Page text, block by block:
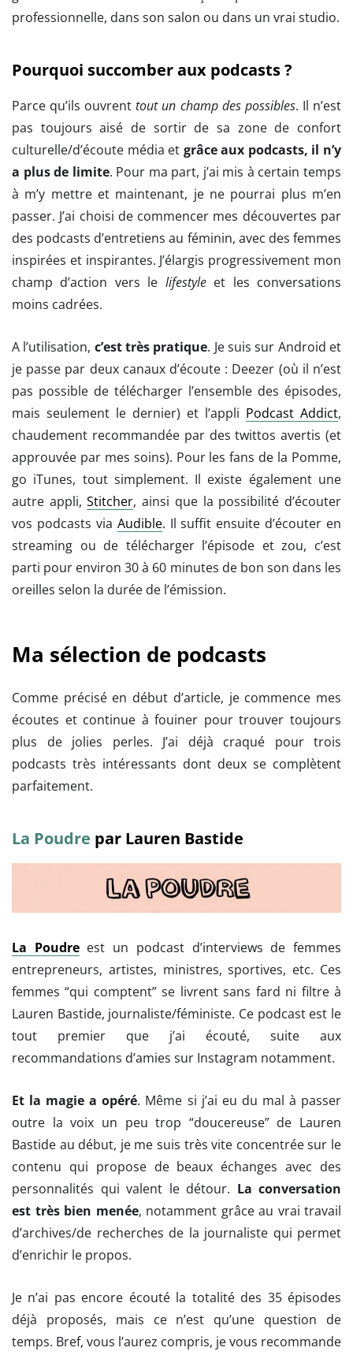
professionnelle, dans son salon ou dans un vrai studio.
Pourquoi succomber aux podcasts ?
Parce qu’ils ouvrenttout un champ des possibles. Il n’est
pas toujours aisé de sortir de sa zone de confort
culturelle/d’écoute média et grâce aux podcasts, il n’y
a plus de limite. Pour ma part, j’ai mis à certain temps
à m’y mettre et maintenant, je ne pourrai plus m’en
passer. J’ai choisi de commencer mes découvertes par
des podcasts d’entretiens au féminin, avec des femmes
inspirées et inspirantes. J’élargis progressivement mon
champ d’action vers le lifestyleet les conversations
moins cadrées.
A l’utilisation, c’est très pratique. Je suis sur Android et
je passe par deux canaux d’écoute : Deezer (où il n’est
pas possible de télécharger l’ensemble des épisodes,
mais seulement le dernier) et l’appli Podcast Addict,
chaudement recommandée par des twittos avertis (et
approuvée par mes soins). Pour les fans de la Pomme,
go iTunes, tout simplement. Il existe également une
autre appli,Stitcher, ainsi que la possibilité d’écouter
vos podcasts via Audible. Il suffit ensuite d’écouter en
streaming ou de télécharger l’épisode et zou, c’est
parti pour environ 30 à 60 minutes de bon son dans les
oreilles selon la durée de l’émission.
Ma sélection de podcasts
Comme précisé en début d’article, je commence mes
écoutes et continue à fouiner pour trouver toujours
plus de jolies perles. J’ai déjà craqué pour trois
podcasts très intéressants dont deux se complètent
parfaitement.
La Poudre par Lauren Bastide
La Poudreest un podcast d’interviews de femmes
entrepreneurs, artistes, ministres, sportives, etc. Ces
femmes “qui comptent” se livrent sans fard ni filtre à
Lauren Bastide, journaliste/féministe. Ce podcast est le
tout premier que j’ai écouté, suite aux
recommandations d’amies sur Instagram notamment.
Et la magie a opéré. Même si j’ai eu du mal à passer
outre la voix un peu trop “doucereuse” de Lauren
Bastide au début, je me suis très vite concentrée sur le
contenu qui propose de beaux échanges avec des
personnalités qui valent le détour. La conversation
est très bien menée, notamment grâce au vrai travail
d’archives/de recherches de la journaliste qui permet
d’enrichir le propos.
Je n’ai pas encore écouté la totalité des 35 épisodes
déjà proposés, mais ce n’est qu’une question de
temps. Bref, vous l’aurez compris, je vous recommande